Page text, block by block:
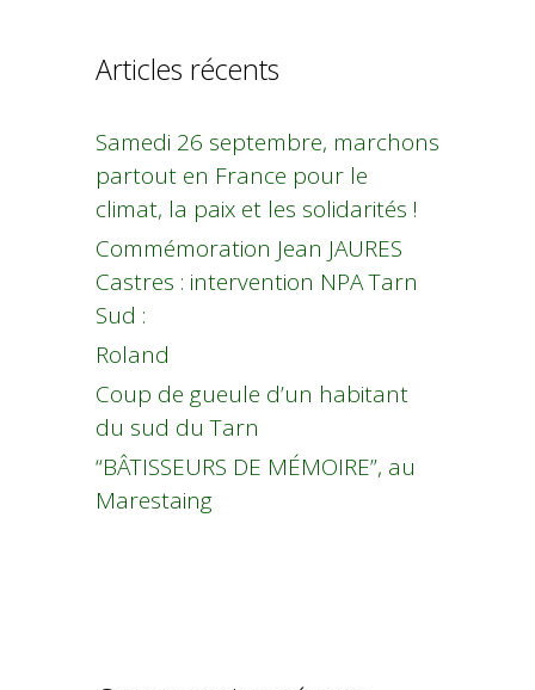
Articles récents
Samedi 26 septembre, marchons
partout en France pour le
climat, la paix et les solidarités !
Commémoration Jean JAURES
Castres : intervention NPA Tarn
Sud :
Roland
Coup de gueule d’un habitant
du sud du Tarn
“BÂTISSEURS DE MÉMOIRE”, au
Marestaing